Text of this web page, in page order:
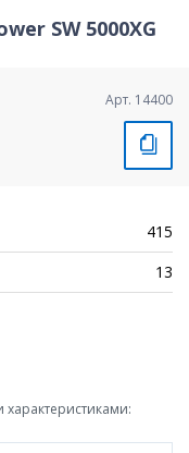
SW 5000XG
Арт. 14400
415
13